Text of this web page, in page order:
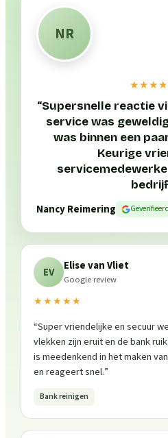
NR
“Supersnelle reactie
service was
was binnen een
Keurige
Nancy Reimering
Geverifieerd
EV Elise van Vliet
Google review
★★★★★
“Super vriendelijke en secuur
vlekken zijn eruit en de bank
is meedenkend in het maken
en reageert snel.”
Bank reinigen